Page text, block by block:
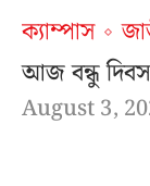
ক্যাম্পাস
আজ বন্ধু দিবস
August 3,